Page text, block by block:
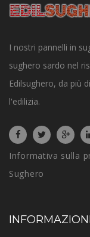
I nostri pannelli in
sughero sardo nel
Edilsughero, da più
l'edilizia.
Informativa sulla
Sughero
INFORMAZIONI